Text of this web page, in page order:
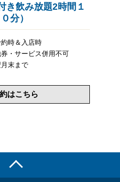
き飲み放題2時間１
分）
約時＆入店時
券・サービス併用不可
月末まで
はこちら